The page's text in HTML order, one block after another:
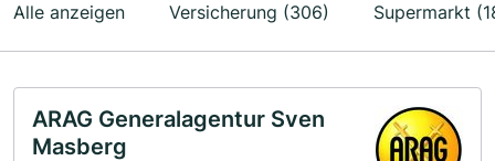
Alle anzeigen Versicherung (306) Supermarkt
ARAG Generalagentur Sven
Masberg